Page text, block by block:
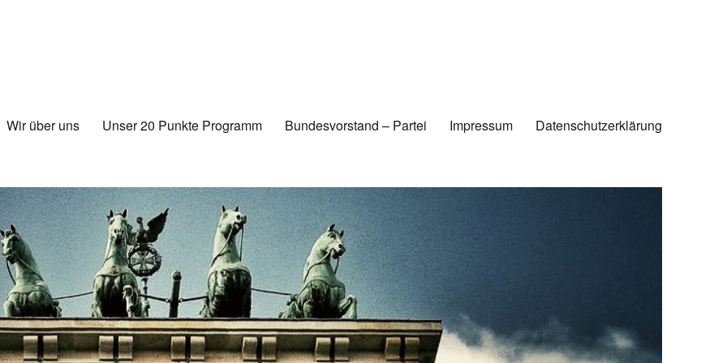
Wir über uns Unser 20 Punkte Programm Bundesvorstand – Partei Impressum Datenschutzerklärung